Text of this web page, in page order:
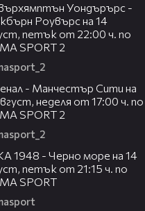
Уондърърс -
Роувърс на 14
петък от 22:00 ч. по
SPORT 2
- Манчестър Сити на
неделя от 17:00 ч. по
SPORT 2
1948 - Черно море на 14
петък от 21:15 ч. по
SPORT